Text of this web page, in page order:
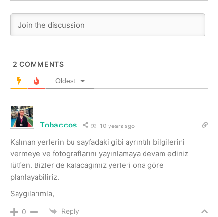
2 COMMENTS
Oldest
Tobaccos 10 years ago
Kalınan yerlerin bu sayfadaki gibi ayrıntılı bilgilerini
vermeye ve fotograflarını yayınlamaya devam ediniz
lütfen. Bizler de kalacağımız yerleri ona göre
planlayabiliriz.
Saygılarımla,
0 Reply